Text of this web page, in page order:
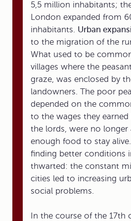
5,5 million inhabitants;
London expanded from
inhabitants. Urban
to the migration of the
What used to be
villages where the
graze, was enclosed by
landowners. The poor
depended on the
to the wages they
the lords, were no
enough food to stay
finding better conditions
thwarted: the constant
cities led to increasing
social problems.
In the course of the 17th